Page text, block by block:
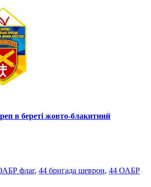
в береті жовто-блакитний
флаг, 44 бригада шеврон, 44 ОАБР